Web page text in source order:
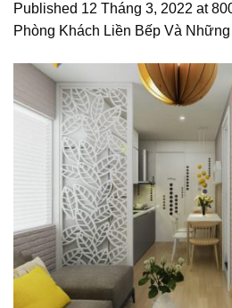
Published 12 Tháng 3, 2022 at
Phòng Khách Liền Bếp Và